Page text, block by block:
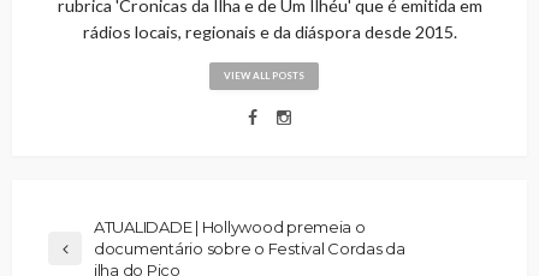
rubrica 'Cronicas da Ilha e de Um Ilhéu' que é emitida em
rádios locais, regionais e da diáspora desde 2015.
VIEW ALL POSTS
ATUALIDADE | Hollywood premeia o
documentário sobre o Festival Cordas da
ilha do Pico